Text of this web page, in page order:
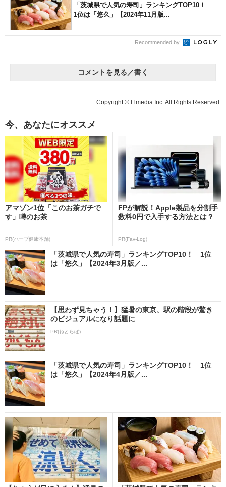
「茨城県で人気の寿司」ランキングTOP10！
1位は「悠久」【2024年11月版...
Recommended by
コメントを見る／書く
Copyright © ITmedia Inc. All Rights Reserved.
今、あなたにオススメ
アマゾン1位「このお茶ガチで
す」噂のお茶
PR(ハーブ健康本舗)
FPが解説！Apple製品を分割手
数料0円で入手する方法とは？
PR(Fav-Log)
「茨城県で人気の寿司」ランキングTOP10！ 1位
は「悠久」【2024年3月版／...
【思わず見ちゃう！】猛暑の東京、駅の階段が驚き
のビジュアルになり話題に
PR(ねとらぼ)
「茨城県で人気の寿司」ランキングTOP10！ 1位
は「悠久」【2024年4月版／...